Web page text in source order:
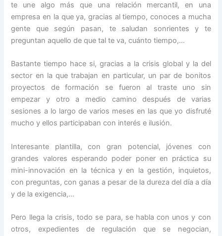
te une algo más que una relación mercantil, en una
empresa en la que ya, gracias al tiempo, conoces a mucha
gente que según pasan, te saludan sonrientes y te
preguntan aquello de que tal te va, cuánto tiempo,…
Bastante tiempo hace si, gracias a la crisis global y la del
sector en la que trabajan en particular, un par de bonitos
proyectos de formación se fueron al traste uno sin
empezar y otro a medio camino después de varias
sesiones a lo largo de varios meses en las que yo disfruté
mucho y ellos participaban con interés e ilusión.
Interesante plantilla, con gran potencial, jóvenes con
grandes valores esperando poder poner en práctica su
mini-innovación en la técnica y en la gestión, inquietos,
con preguntas, con ganas a pesar de la dureza del día a día
y de la exigencia,…
Pero llega la crisis, todo se para, se habla con unos y con
otros, expedientes de regulación que se negocian,